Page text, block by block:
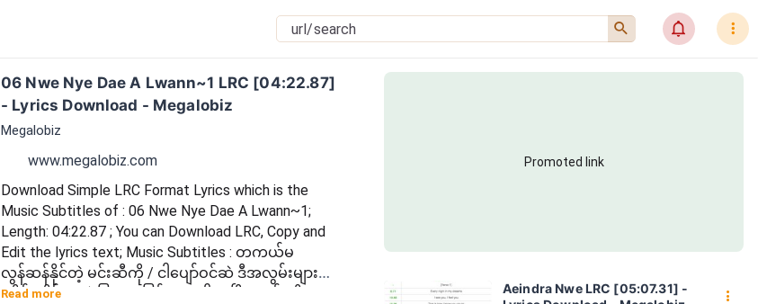
󰍉 󰂜 󰇙
06 Nwe Nye Dae A Lwann~1 LRC [04:22.87]
- Lyrics Download - Megalobiz
Megalobiz
www.megalobiz.com
Download Simple LRC Format Lyrics which is the
Music Subtitles of : 06 Nwe Nye Dae A Lwann~1;
Length: 04:22.87 ; You can Download LRC, Copy and
Edit the lyrics text; Music Subtitles : တကယ်မ
လွန်ဆန်နိုင်တဲ့ မင်းဆီကို / ငါပျော်ဝင်ဆဲ ဒီအလွမ်းများထဲ
/ မိုင်းတိုင်များနဲ့ ခြားနားခြင်းတွေ ငါမေ့ပြီး / ရုန်းလို့မ
Read more
Promoted link
Aeindra Nwe LRC [05:07.31] -
󰇙